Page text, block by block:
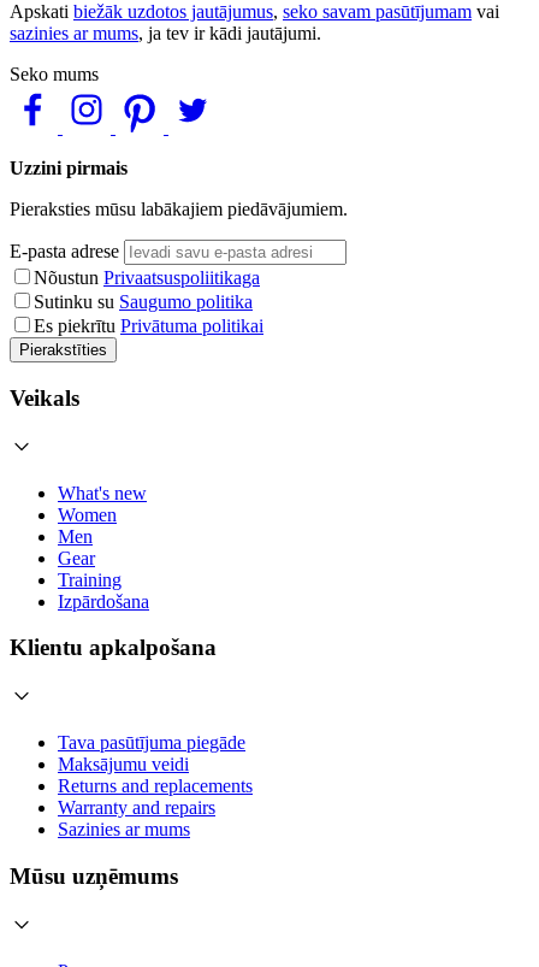
Apskati biežāk uzdotos jautājumus, seko savam pasūtījumam vai
sazinies ar mums, ja tev ir kādi jautājumi.
Seko mums
Uzzini pirmais
Pieraksties mūsu labākajiem piedāvājumiem.
E-pasta adrese
Nõustun Privaatsuspoliitikaga
Sutinku su Saugumo politika
Es piekrītu Privātuma politikai
Pierakstīties
Veikals
What's new
Women
Men
Gear
Training
Izpārdošana
Klientu apkalpošana
Tava pasūtījuma piegāde
Maksājumu veidi
Returns and replacements
Warranty and repairs
Sazinies ar mums
Mūsu uzņēmums